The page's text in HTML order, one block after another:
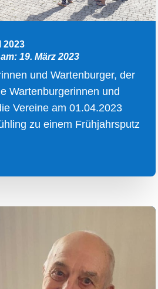
2023
19. März 2023
und Wartenburger, der
Wartenburgerinnen und
Vereine am 01.04.2023
zu einem Frühjahrsputz